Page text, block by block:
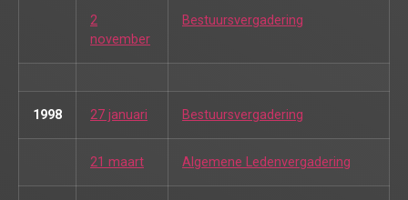
2
november
Bestuursvergadering
1998 27 januari Bestuursvergadering
21 maart Algemene Ledenvergadering